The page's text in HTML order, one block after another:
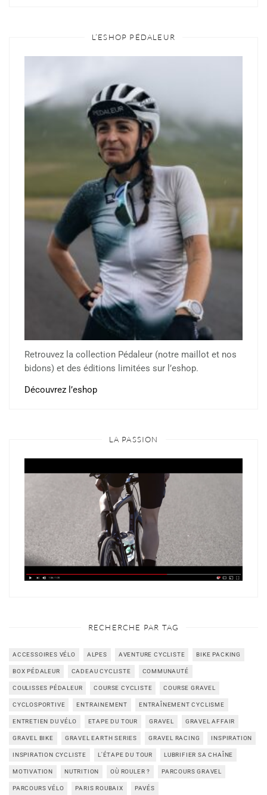
L’ESHOP PÉDALEUR
Retrouvez la collection Pédaleur (notre maillot et nos
bidons) et des éditions limitées sur l’eshop.
Découvrez l’eshop
LA PASSION
RECHERCHE PAR TAG
ACCESSOIRES VÉLO ALPES AVENTURE CYCLISTE BIKE PACKING
BOX PÉDALEUR CADEAU CYCLISTE COMMUNAUTÉ
COULISSES PÉDALEUR COURSE CYCLISTE COURSE GRAVEL
CYCLOSPORTIVE ENTRAINEMENT ENTRAÎNEMENT CYCLISME
ENTRETIEN DU VÉLO ETAPE DU TOUR GRAVEL GRAVEL AFFAIR
GRAVEL BIKE GRAVEL EARTH SERIES GRAVEL RACING INSPIRATION
INSPIRATION CYCLISTE L'ÉTAPE DU TOUR LUBRIFIER SA CHAÎNE
MOTIVATION NUTRITION OÙ ROULER ? PARCOURS GRAVEL
PARCOURS VÉLO PARIS ROUBAIX PAVÉS